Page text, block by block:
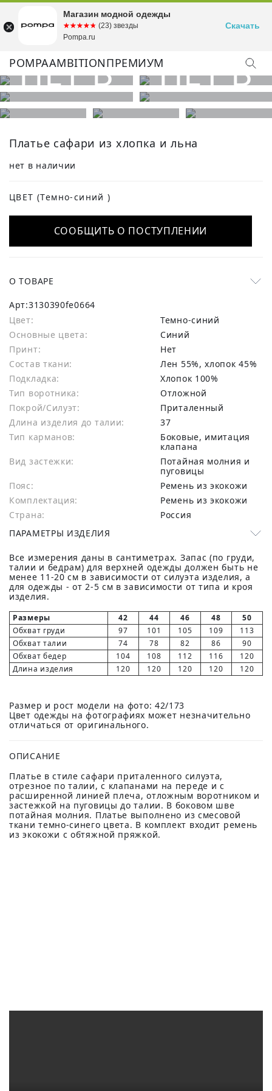
POMPAAMBITIONПРЕМИУМ
Платье сафари из хлопка и льна
нет в наличии
ЦВЕТ (Темно-синий )
СООБЩИТЬ О ПОСТУПЛЕНИИ
О ТОВАРЕ
Арт:3130390fe0664
Цвет:
Темно-синий
Основные цвета:
синий
Принт:
Нет
Состав ткани:
лен 55%, хлопок 45%
Подкладка:
Хлопок 100%
Тип воротника:
Отложной
Покрой/Силуэт:
Приталенный
Длина изделия до талии:
37
Тип карманов:
Боковые, имитация
клапана
Вид застежки:
Потайная молния и
пуговицы
Пояс:
Ремень из экокожи
Комплектация:
Ремень из экокожи
Страна:
Россия
ПАРАМЕТРЫ ИЗДЕЛИЯ
Все измерения даны в сантиметрах. Запас (по груди,
талии и бедрам) для верхней одежды должен быть не
менее 11-20 см в зависимости от силуэта изделия, а
для одежды - от 2-5 см в зависимости от типа и кроя
изделия.
Размеры 42 44 46 48
50
Обхват груди
97 101 105 109
113
Обхват талии
74 78 82 86
90
Обхват бедер
104 108 112 116
120
Длина изделия
120 120 120 120 120
Размер и рост модели на фото: 42/173
Цвет одежды на фотографиях может незначительно
отличаться от оригинального.
ОПИСАНИЕ
Платье в стиле сафари приталенного силуэта,
отрезное по талии, с клапанами на переде и с
расширенной линией плеча, отложным воротником и
застежкой на пуговицы до талии. В боковом шве
потайная молния. Платье выполнено из смесовой
ткани темно-синего цвета. В комплект входит ремень
из экокожи с обтяжной пряжкой.
Магазин модной одежды
☆☆☆☆☆
★★★★★ (23) звезды
Pompa.ru
Скачать